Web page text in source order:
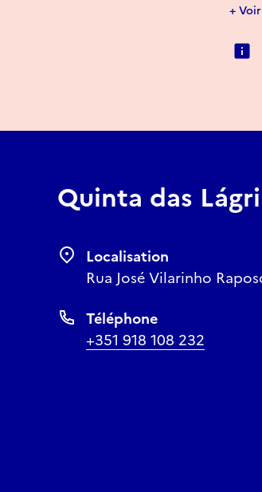
+
Quinta das
Localisation
Rua José Vilarinho
Téléphone
+351 918 108 232